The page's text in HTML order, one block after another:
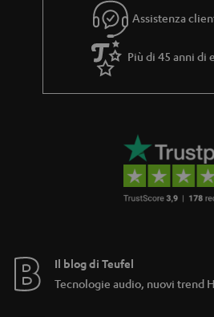
Assistenza
Più di 45 anni di
Il blog di Teufel
Tecnologie audio, nuovi trend